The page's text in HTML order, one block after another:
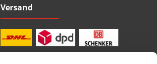
Versand